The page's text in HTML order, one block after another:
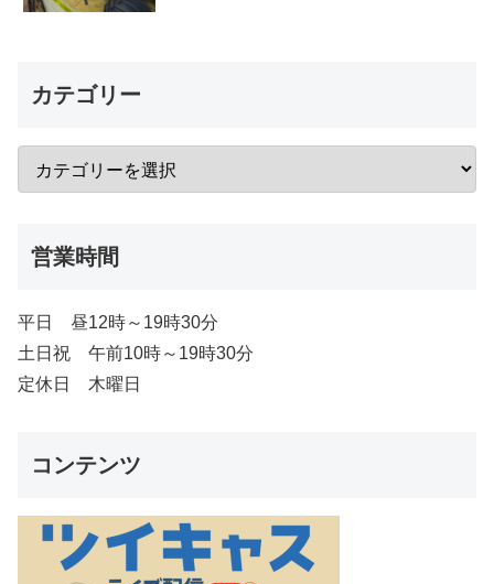
カテゴリー
営業時間
平日 昼12時～19時30分
土日祝 午前10時～19時30分
定休日 木曜日
コンテンツ